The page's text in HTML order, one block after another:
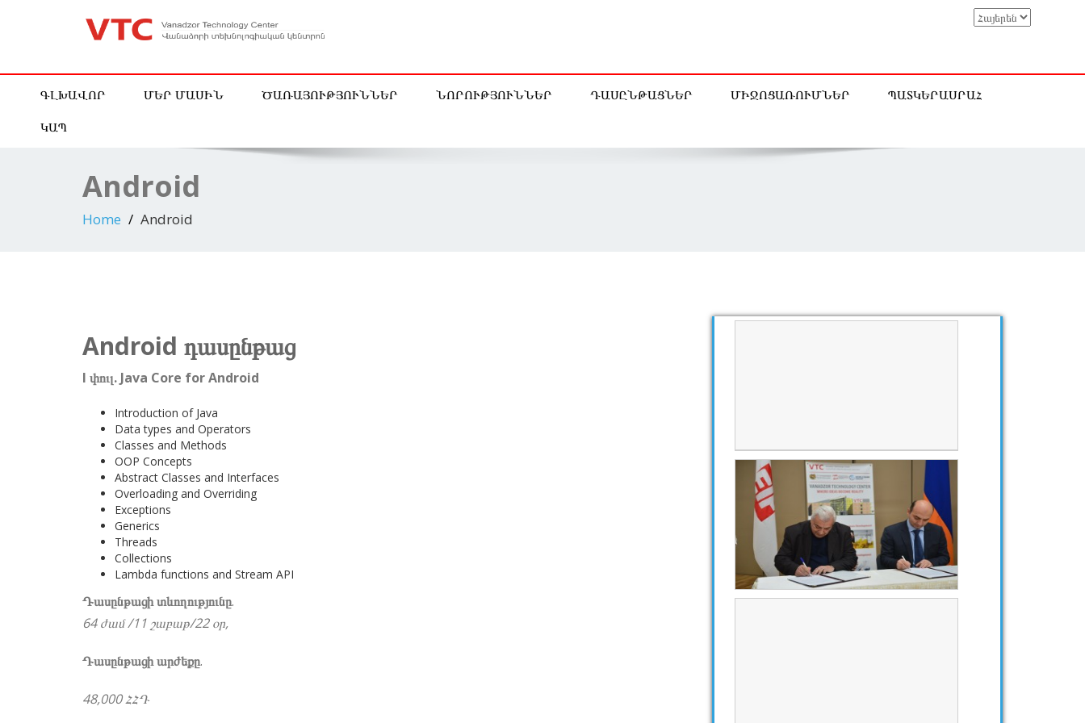
ԳԼԽԱՎՈՐ ՄԵՐ ՄԱՍԻՆ ԾԱՌԱՅՈՒԹՅՈՒՆՆԵՐ ՆՈՐՈՒԹՅՈՒՆՆԵՐ ԴԱՍԸՆԹԱՑՆԵՐ ՄԻՋՈՑԱՌՈՒՄՆԵՐ ՊԱՏԿԵՐԱՍՐԱՀ
ԿԱՊ
Android
Home Android
Android դասընթաց
I փուլ. Java Core for Android
Introduction of Java
Data types and Operators
Classes and Methods
OOP Concepts
Abstract Classes and Interfaces
Overloading and Overriding
Exceptions
Generics
Threads
Collections
Lambda functions and Stream API
Դասընթացի տևողությունը.
64 ժամ /11 շաբաթ/22 օր,
Դասընթացի արժեքը.
48,000 ՀՀԴ